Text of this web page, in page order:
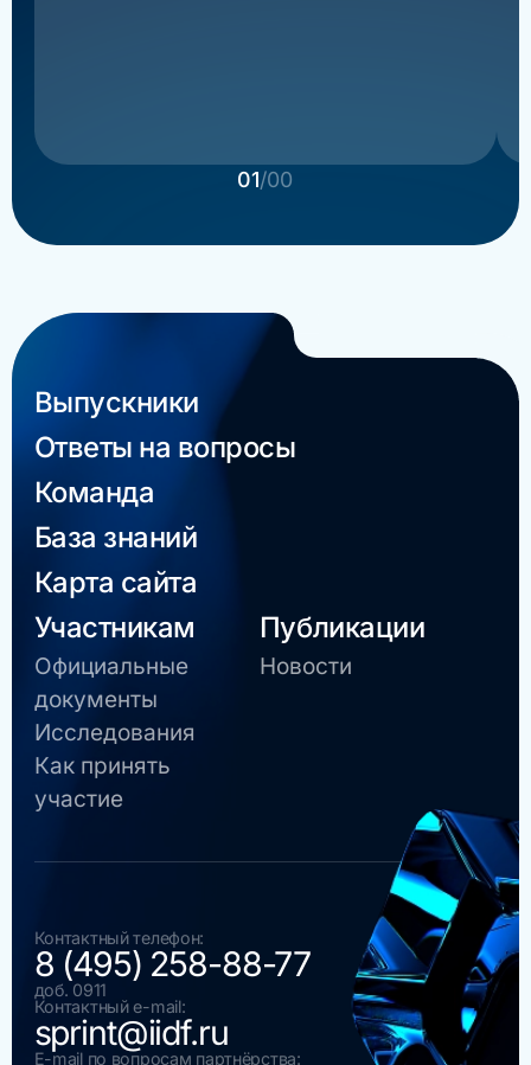
01/00
Выпускники
Ответы на вопросы
Команда
База знаний
Карта сайта
Участникам
Официальные
документы
Исследования
Как принять
участие
Публикации
Новости
Контактный телефон:
8 (495) 258-88-77
доб. 0911
Контактный e-mail:
sprint@iidf.ru
E-mail по вопросам партнёрства: